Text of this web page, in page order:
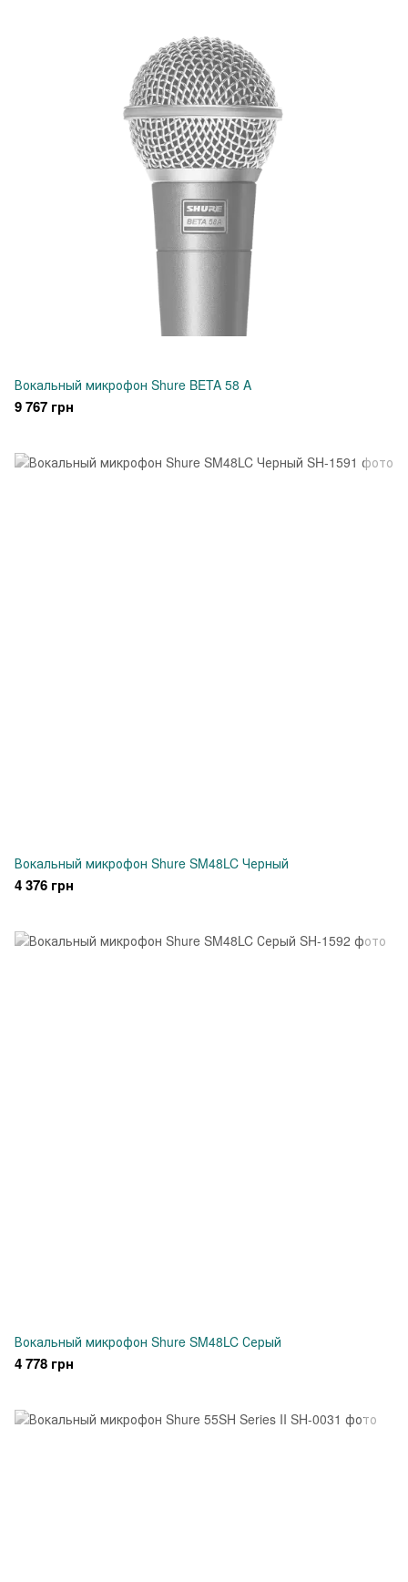
Вокальный микрофон Shure BETA 58 A
9 767 грн
Вокальный микрофон Shure SM48LC Черный
4 376 грн
Вокальный микрофон Shure SM48LC Серый
4 778 грн